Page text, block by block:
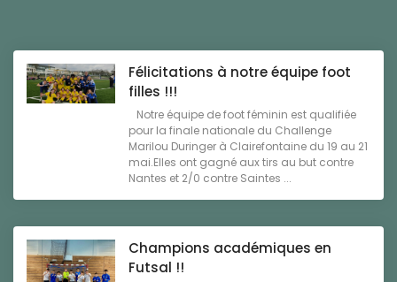
Félicitations à notre équipe foot
filles !!!
Notre équipe de foot féminin est qualifiée
pour la finale nationale du Challenge
Marilou Duringer à Clairefontaine du 19 au 21
mai.Elles ont gagné aux tirs au but contre
Nantes et 2/0 contre Saintes ...
Champions académiques en
Futsal !!